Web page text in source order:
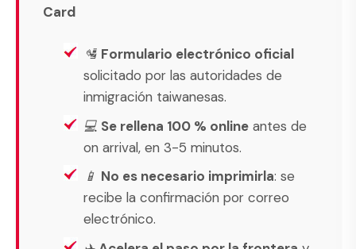
Card
🛂 Formulario electrónico oficial
solicitado por las autoridades de
inmigración taiwanesas.
💻 Se rellena 100 % online antes de
on arrival, en 3-5 minutos.
📱 No es necesario imprimirla: se
recibe la confirmación por correo
electrónico.